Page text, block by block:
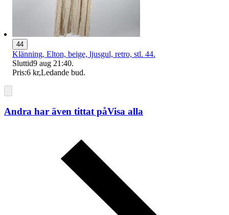
44
Klänning, Elton, beige, ljusgul, retro, stl. 44.
Sluttid9 aug 21:40.
Pris:6 kr,Ledande bud.
Andra har även tittat påVisa alla